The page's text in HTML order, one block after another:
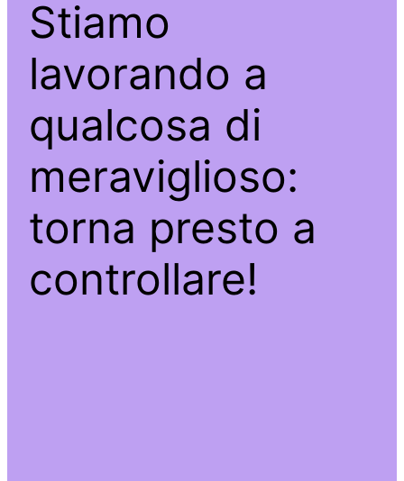
Stiamo
lavorando a
qualcosa di
meraviglioso:
torna presto a
controllare!